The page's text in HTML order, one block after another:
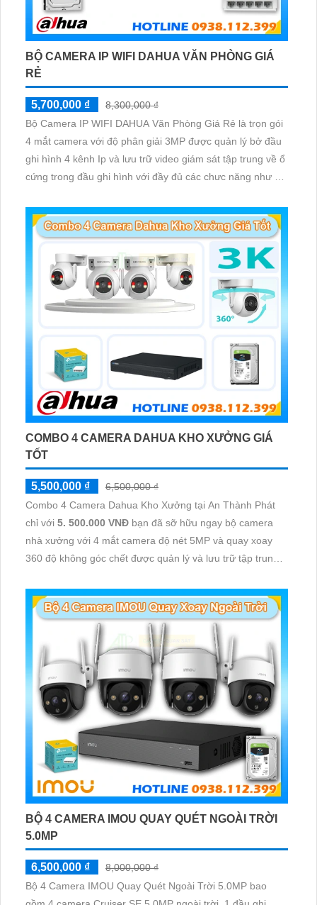
BỘ CAMERA IP WIFI DAHUA VĂN PHÒNG GIÁ
RẺ
5,700,000 ₫
8,300,000 ₫
Bộ Camera IP WIFI DAHUA Văn Phòng Giá Rẻ là trọn gói
4 mắt camera với độ phân giải 3MP được quản lý bở đầu
ghi hình 4 kênh Ip và lưu trữ video giám sát tập trung về ổ
cứng trong đầu ghi hình với đầy đủ các chưc năng như AI
giám sát có màu vào ban đêm
COMBO 4 CAMERA DAHUA KHO XƯỞNG GIÁ
TỐT
5,500,000 ₫
6,500,000 ₫
Combo 4 Camera Dahua Kho Xưởng tại An Thành Phát
chỉ với 5. 500.000 VNĐ bạn đã sỡ hữu ngay bộ camera
nhà xưởng với 4 mắt camera độ nét 5MP và quay xoay
360 độ không góc chết được quản lý và lưu trữ tập trung
BỘ 4 CAMERA IMOU QUAY QUÉT NGOÀI TRỜI
5.0MP
6,500,000 ₫
8,000,000 ₫
Bộ 4 Camera IMOU Quay Quét Ngoài Trời 5.0MP bao